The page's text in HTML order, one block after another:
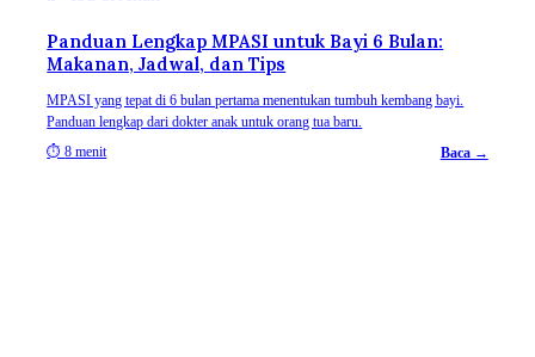
Panduan Lengkap MPASI untuk Bayi 6 Bulan:
Makanan, Jadwal, dan Tips
MPASI yang tepat di 6 bulan pertama menentukan tumbuh kembang bayi.
Panduan lengkap dari dokter anak untuk orang tua baru.
⏱8 menit Baca →